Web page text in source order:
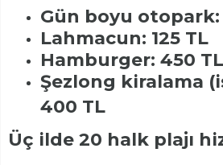
Gün boyu otopark:
Lahmacun: 125 TL
Hamburger: 450 TL
Şezlong kiralama
400 TL
Üç ilde 20 halk plajı